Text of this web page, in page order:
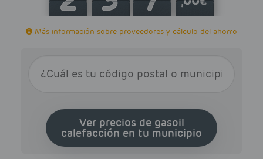
Más información sobre proveedores y cálculo del ahorro
Ver precios de gasoil
calefacción en tu municipio